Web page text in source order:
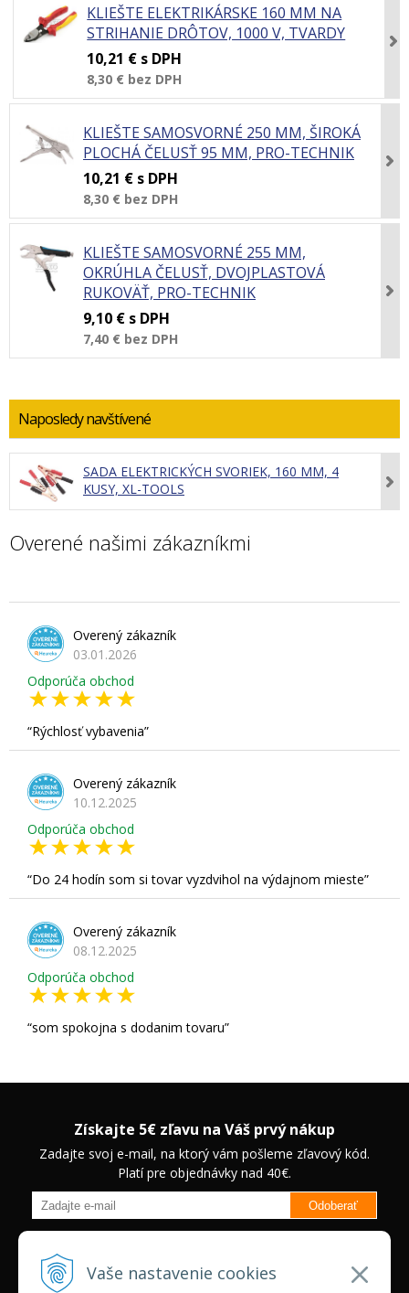
Vaše nastavenie cookies
KLIEŠTE ELEKTRIKÁRSKE 160 MM NA
STRIHANIE DRÔTOV, 1000 V, TVARDY
10,21 € s DPH
8,30 € bez DPH
KLIEŠTE SAMOSVORNÉ 250 MM, ŠIROKÁ
PLOCHÁ ČELUSŤ 95 MM, PRO-TECHNIK
10,21 € s DPH
8,30 € bez DPH
KLIEŠTE SAMOSVORNÉ 255 MM,
OKRÚHLA ČELUSŤ, DVOJPLASTOVÁ
RUKOVÄŤ, PRO-TECHNIK
9,10 € s DPH
7,40 € bez DPH
Naposledy navštívené
SADA ELEKTRICKÝCH SVORIEK, 160 MM, 4
KUSY, XL-TOOLS
Overené našimi zákazníkmi
Overený zákazník
03.01.2026
Odporúča obchod
Rýchlosť vybavenia
Overený zákazník
10.12.2025
Odporúča obchod
Do 24 hodín som si tovar vyzdvihol na výdajnom mieste
Overený zákazník
08.12.2025
Odporúča obchod
som spokojna s dodanim tovaru
Získajte 5€ zľavu na Váš prvý nákup
Zadajte svoj e-mail, na ktorý vám pošleme zľavový kód.
Platí pre objednávky nad 40€.
Odoberať
zľavách na vybrané produkty.
Neplatí pre Veľkoobchodných
zákazníkov.